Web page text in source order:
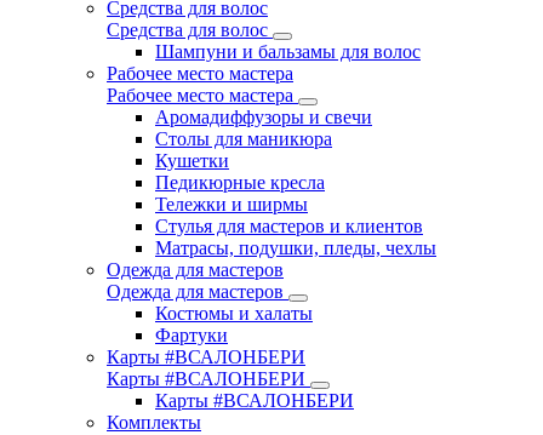
Средства для волос
Средства для волос
Шампуни и бальзамы для волос
Рабочее место мастера
Рабочее место мастера
Аромадиффузоры и свечи
Столы для маникюра
Кушетки
Педикюрные кресла
Тележки и ширмы
Стулья для мастеров и клиентов
Матрасы, подушки, пледы, чехлы
Одежда для мастеров
Одежда для мастеров
Костюмы и халаты
Фартуки
Карты #ВСАЛОНБЕРИ
Карты #ВСАЛОНБЕРИ
Карты #ВСАЛОНБЕРИ
Комплекты